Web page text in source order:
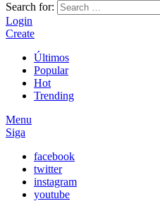
Search for:
Login
Create
Últimos
Popular
Hot
Trending
Menu
Siga
facebook
twitter
instagram
youtube